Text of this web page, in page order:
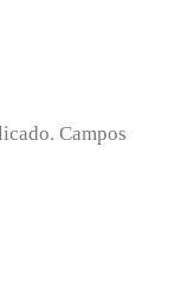
Campos